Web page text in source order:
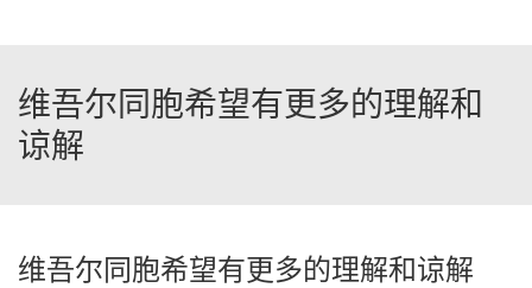
维吾尔同胞希望有更多的理解和
谅解
维吾尔同胞希望有更多的理解和谅解